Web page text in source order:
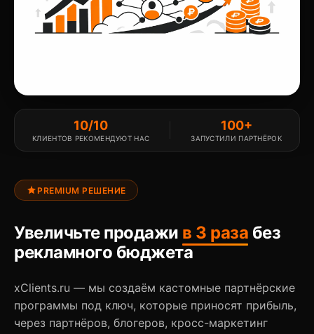
PREMIUM РЕШЕНИЕ
Увеличьте продажи в 3 раза без
рекламного бюджета
xClients.ru — мы создаём кастомные партнёрские
программы под ключ, которые приносят прибыль,
через партнёров, блогеров, кросс-маркетинг
10/10
КЛИЕНТОВ РЕКОМЕНДУЮТ НАС
100+
ЗАПУСТИЛИ ПАРТНЁРОК